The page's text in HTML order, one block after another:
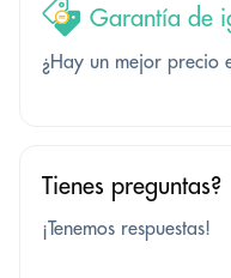
Garantía de
¿Hay un mejor precio
Tienes preguntas?
¡Tenemos respuestas!